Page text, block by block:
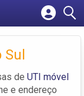
Sul
de UTI móvel
e endereço